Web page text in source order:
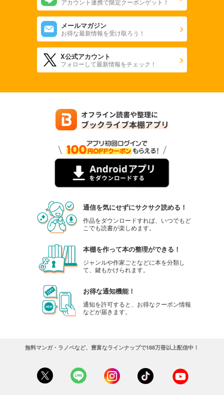
メールマガジン
お得な最新情報を受け取ろう！
X公式アカウント
フォローして最新情報をチェック！
通信を気にせずにサクサク読める！
作品をダウンロードすれば、いつでもど
こでも読書が楽しめます。
本棚を作って本の整理ができる！
ジャンルや作家ごとなどに本を分類し
て、鍵もかけられます。
お得な通知機能！
通知を許可すると、お得なクーポン情報
などが届きます。
無料マンガ・ラノベなど、豊富なラインナップで188万冊以上配信中！